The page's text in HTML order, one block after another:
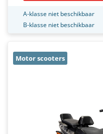
A-klasse niet beschikbaar
B-klasse niet beschikbaar
Motor scooters